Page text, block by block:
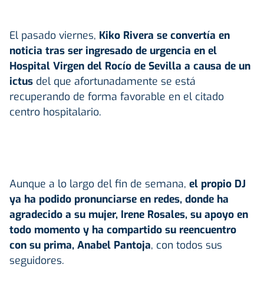
El pasado viernes, Kiko Rivera se convertía en
noticia tras ser ingresado de urgencia en el
Hospital Virgen del Rocío de Sevilla a causa de un
ictus del que afortunadamente se está
recuperando de forma favorable en el citado
centro hospitalario.
Aunque a lo largo del fin de semana, el propio DJ
ya ha podido pronunciarse en redes, donde ha
agradecido a su mujer, Irene Rosales, su apoyo en
todo momento y ha compartido su reencuentro
con su prima, Anabel Pantoja, con todos sus
seguidores.